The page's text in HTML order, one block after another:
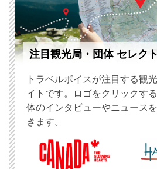
注目観光局・団体 セレクト
トラベルボイスが注目する観
イトです。ロゴをクリックす
体のインタビューやニュース
きます。